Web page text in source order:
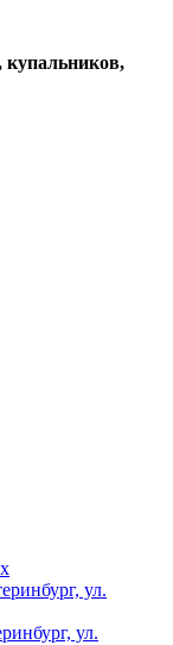
купальников,
ул.
ул.